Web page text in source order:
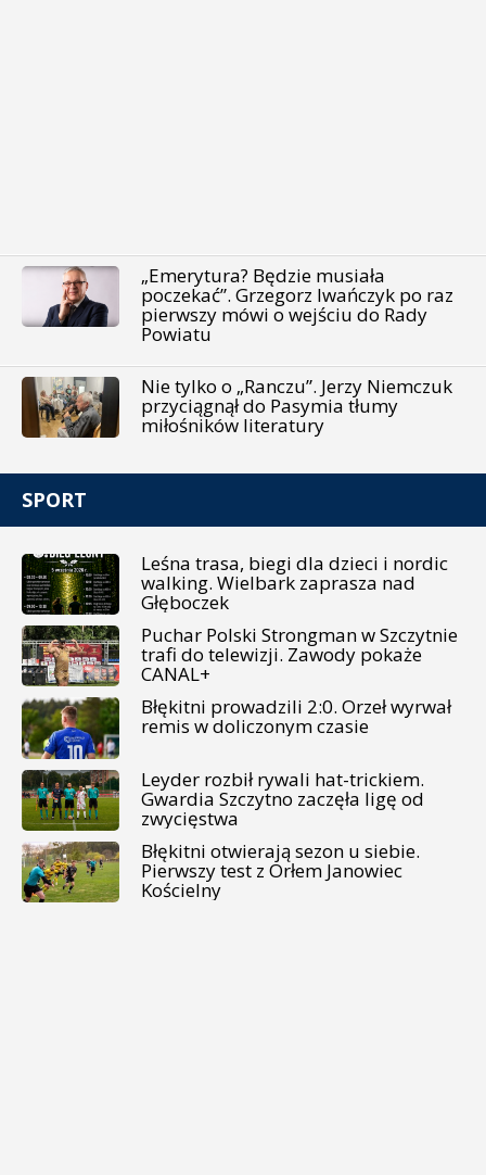
„Emerytura? Będzie musiała
poczekać”. Grzegorz Iwańczyk po raz
pierwszy mówi o wejściu do Rady
Powiatu
Nie tylko o „Ranczu”. Jerzy Niemczuk
przyciągnął do Pasymia tłumy
miłośników literatury
SPORT
Leśna trasa, biegi dla dzieci i nordic
walking. Wielbark zaprasza nad
Głęboczek
Puchar Polski Strongman w Szczytnie
trafi do telewizji. Zawody pokaże
CANAL+
Błękitni prowadzili 2:0. Orzeł wyrwał
remis w doliczonym czasie
Leyder rozbił rywali hat-trickiem.
Gwardia Szczytno zaczęła ligę od
zwycięstwa
Błękitni otwierają sezon u siebie.
Pierwszy test z Orłem Janowiec
Kościelny